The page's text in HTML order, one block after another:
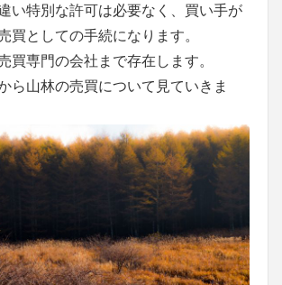
い特別な許可は必要なく、買い手が
買としての手続になります。
買専門の会社まで存在します。
ら山林の売買について見ていきま